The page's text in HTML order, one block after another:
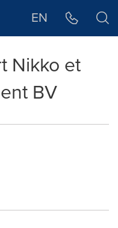
EN
Nikko et
BV